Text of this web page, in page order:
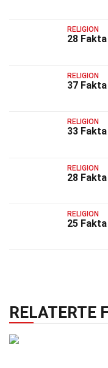
RELIGION
28
RELIGION
37
RELIGION
33
RELIGION
28
RELIGION
25
RELATERTE